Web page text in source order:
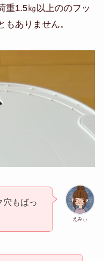
重1.5㎏以上ののフッ
もありません。
えみぃ
穴もばっ